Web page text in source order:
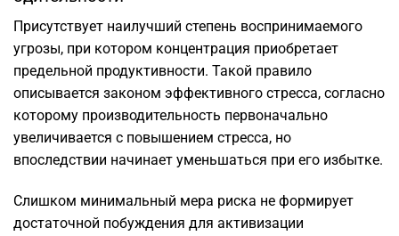
Присутствует наилучший степень воспринимаемого
угрозы, при котором концентрация приобретает
предельной продуктивности. Такой правило
описывается законом эффективного стресса, согласно
которому производительность первоначально
увеличивается с повышением стресса, но
впоследствии начинает уменьшаться при его избытке.
Слишком минимальный мера риска не формирует
достаточной побуждения для активизации